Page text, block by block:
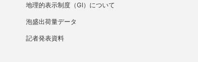
地理的表示制度（GI）について
泡盛出荷量データ
記者発表資料